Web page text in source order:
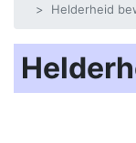
Helderheid